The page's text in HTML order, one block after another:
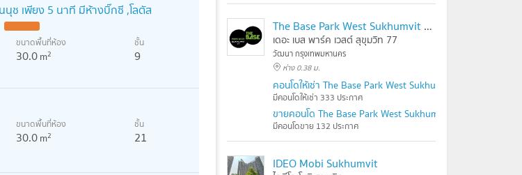
นนุช เพียง 5 นาที มีห้างบิ๊กซี ,โลตัส
ขนาดพื้นที่ห้อง
30.0m2
ชั้น
9
ขนาดพื้นที่ห้อง
30.0m2
ชั้น
21
The Base Park West Sukhumvit 77
เดอะ เบส พาร์ค เวสต์ สุขุมวิท 77
วัฒนา กรุงเทพมหานคร
ห่าง 0.38 ม.
คอนโดให้เช่า The Base Park West Sukhumvit 77
มีคอนโดให้เช่า 333 ประกาศ
ขายคอนโด The Base Park West Sukhumvit 77
มีคอนโดขาย 132 ประกาศ
IDEO Mobi Sukhumvit